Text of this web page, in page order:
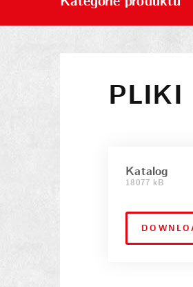
PLIKI
Katalog
18077 kB